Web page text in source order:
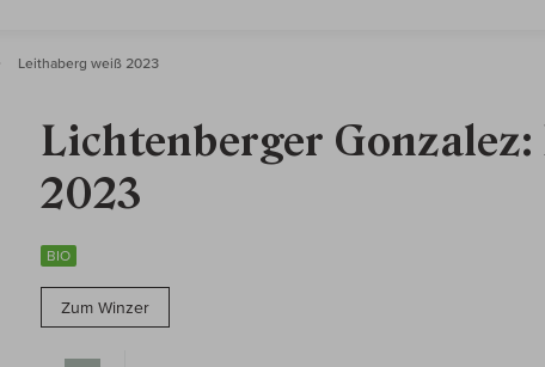
Leithaberg weiß 2023
Lichtenberger
2023
BIO
Zum Winzer